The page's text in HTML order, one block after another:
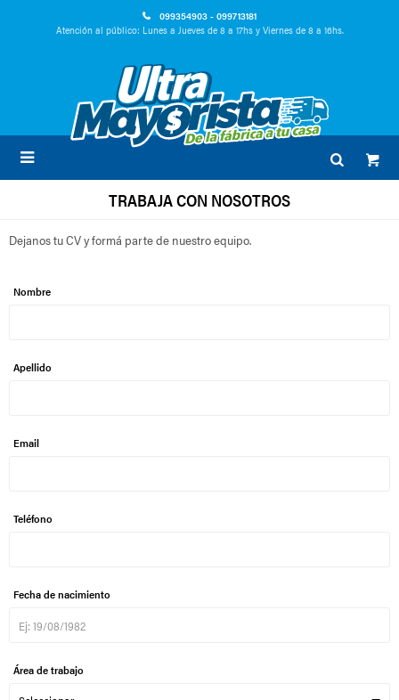
099354903 - 099713181
Atención al público: Lunes a Jueves de 8 a 17hs y Viernes de 8 a 16hs.

TRABAJA CON NOSOTROS
Dejanos tu CV y formá parte de nuestro equipo.
Nombre
Apellido
Email
Teléfono
Fecha de nacimiento
Área de trabajo